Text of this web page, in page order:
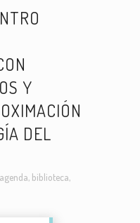
Y
DEL
agenda, biblioteca,